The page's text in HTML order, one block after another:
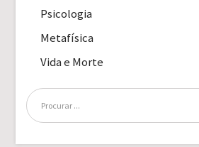
Psicologia
Metafísica
Vida e Morte